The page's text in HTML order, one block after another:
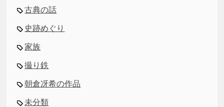
古典の話
史跡めぐり
家族
撮り鉄
朝倉冴希の作品
未分類